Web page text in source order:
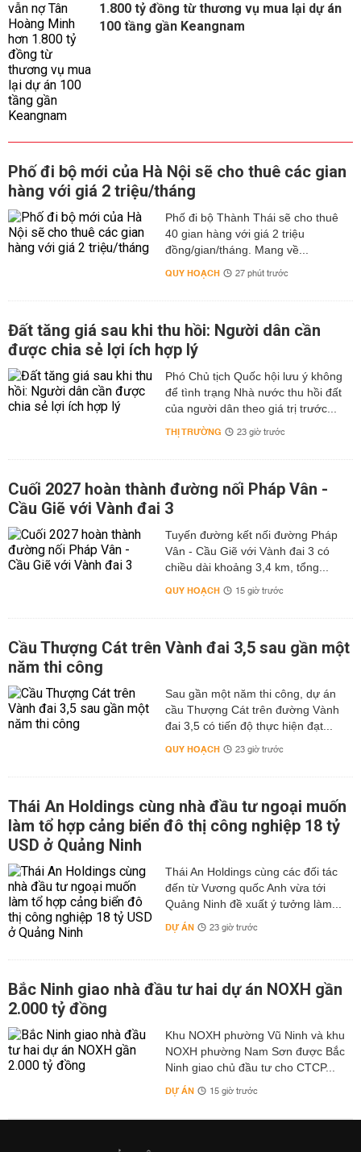
1.800 tỷ đồng từ thương vụ mua lại dự án
100 tầng gần Keangnam
Phố đi bộ mới của Hà Nội sẽ cho thuê các gian
hàng với giá 2 triệu/tháng
Phố đi bộ Thành Thái sẽ cho thuê
40 gian hàng với giá 2 triệu
đồng/gian/tháng. Mang về...
QUY HOẠCH 27 phút trước
Đất tăng giá sau khi thu hồi: Người dân cần
được chia sẻ lợi ích hợp lý
Phó Chủ tịch Quốc hội lưu ý không
để tình trạng Nhà nước thu hồi đất
của người dân theo giá trị trước...
THỊ TRƯỜNG 23 giờ trước
Cuối 2027 hoàn thành đường nối Pháp Vân -
Cầu Giẽ với Vành đai 3
Tuyến đường kết nối đường Pháp
Vân - Cầu Giẽ với Vành đai 3 có
chiều dài khoảng 3,4 km, tổng...
QUY HOẠCH 15 giờ trước
Cầu Thượng Cát trên Vành đai 3,5 sau gần một
năm thi công
Sau gần một năm thi công, dự án
cầu Thượng Cát trên đường Vành
đai 3,5 có tiến độ thực hiện đạt...
QUY HOẠCH 23 giờ trước
Thái An Holdings cùng nhà đầu tư ngoại muốn
làm tổ hợp cảng biển đô thị công nghiệp 18 tỷ
USD ở Quảng Ninh
Thái An Holdings cùng các đối tác
đến từ Vương quốc Anh vừa tới
Quảng Ninh đề xuất ý tưởng làm...
DỰ ÁN 23 giờ trước
Bắc Ninh giao nhà đầu tư hai dự án NOXH gần
2.000 tỷ đồng
Khu NOXH phường Vũ Ninh và khu
NOXH phường Nam Sơn được Bắc
Ninh giao chủ đầu tư cho CTCP...
DỰ ÁN 15 giờ trước